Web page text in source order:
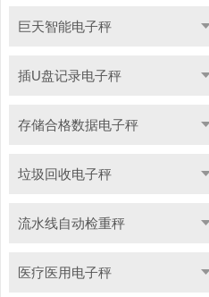
巨天智能电子秤
插U盘记录电子秤
存储合格数据电子秤
垃圾回收电子秤
流水线自动检重秤
医疗医用电子秤